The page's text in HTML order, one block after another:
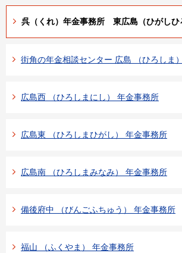
呉（くれ）年金事務所 東広島（ひがしひ
街角の年金相談センター 広島 （ひろしま）
広島西 （ひろしまにし） 年金事務所
広島東 （ひろしまひがし） 年金事務所
広島南 （ひろしまみなみ） 年金事務所
備後府中 （びんごふちゅう） 年金事務所
福山 （ふくやま） 年金事務所